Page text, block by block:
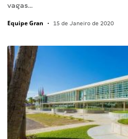
vagas…
Equipe Gran • 15 de Janeiro de 2020